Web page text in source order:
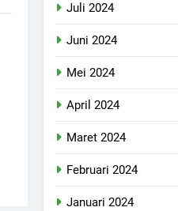
Juli 2024
Juni 2024
Mei 2024
April 2024
Maret 2024
Februari 2024
Januari 2024